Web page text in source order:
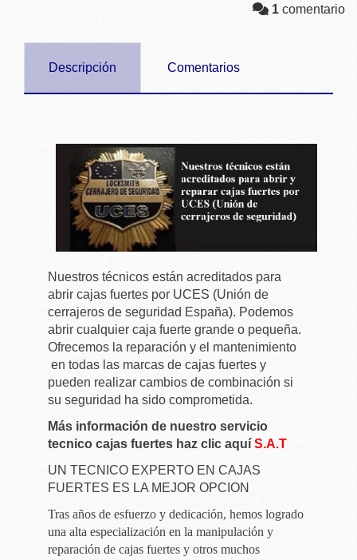
1 comentario
Descripción Comentarios
Nuestros técnicos están acreditados para
abrir cajas fuertes por UCES (Unión de
cerrajeros de seguridad España). Podemos
abrir cualquier caja fuerte grande o pequeña.
Ofrecemos la reparación y el mantenimiento
en todas las marcas de cajas fuertes y
pueden realizar cambios de combinación si
su seguridad ha sido comprometida.
Más información de nuestro servicio
tecnico cajas fuertes haz clic aquí S.A.T
UN TECNICO EXPERTO EN CAJAS
FUERTES ES LA MEJOR OPCION
Tras años de esfuerzo y dedicación, hemos logrado
una alta especialización en la manipulación y
reparación de cajas fuertes y otros muchos